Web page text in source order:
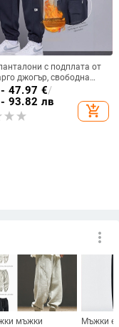
с подплата от
джогър, свободна
зимата 2025
47.97 €/
93.82 лв
add_shopping_cart
с дебела пухена
ежедневни мъжки
двойки,
пътни
памучни
28.35 €/
55.45 лв